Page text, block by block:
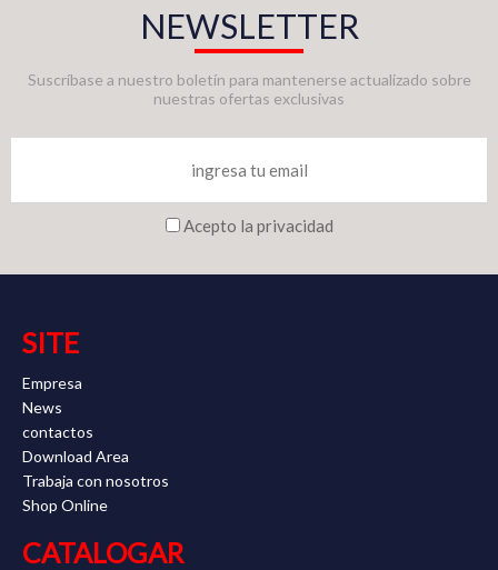
NEWSLETTER
Suscríbase a nuestro boletín para mantenerse actualizado sobre
nuestras ofertas exclusivas
Acepto la privacidad
SITE
Empresa
News
contactos
Download Area
Trabaja con nosotros
Shop Online
CATALOGAR